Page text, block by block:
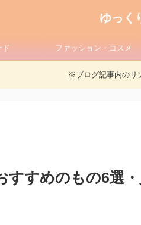
ゆっく
ド ファッション・コスメ
※ブログ記事内のリ
すめのもの6選